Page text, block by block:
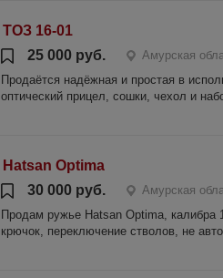
ТОЗ 16-01
25 000 руб.
Амурская
Продаётся надёжная и простая в
оптический прицел, сошки, чехол и
Hatsan Optima
30 000 руб.
Амурская
Продам ружье Hatsan Optima,
крючок, переключение стволов, не